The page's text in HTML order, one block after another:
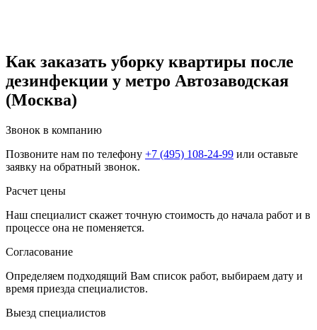
Как заказать уборку квартиры после
дезинфекции у метро Автозаводская
(Москва)
Звонок в компанию
Позвоните нам по телефону +7 (495) 108-24-99 или оставьте
заявку на обратный звонок.
Расчет цены
Наш специалист скажет точную стоимость до начала работ и в
процессе она не поменяется.
Согласование
Определяем подходящий Вам список работ, выбираем дату и
время приезда специалистов.
Выезд специалистов